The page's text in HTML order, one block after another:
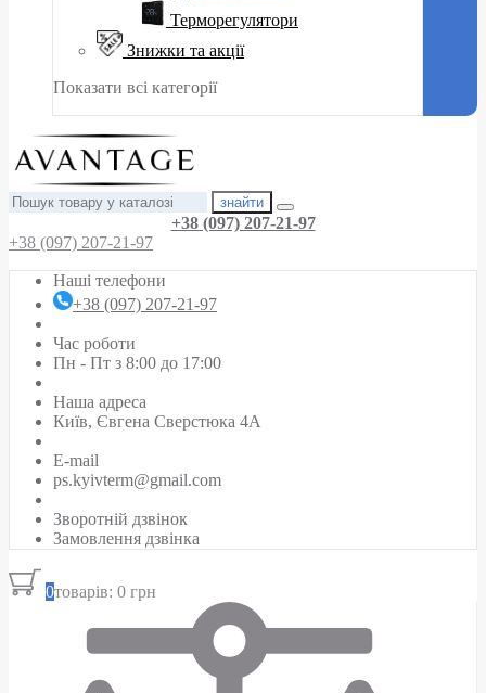
Терморегулятори
Знижки та акції
Показати всі категорії
знайти
+38 (097) 207-21-97
+38 (097) 207-21-97
Наші телефони
+38 (097) 207-21-97
Час роботи
Пн - Пт з 8:00 до 17:00
Наша адреса
Київ, Євгена Сверстюка 4А
E-mail
ps.kyivterm@gmail.com
Зворотній дзвінок
Замовлення дзвінка
0товарів: 0 грн